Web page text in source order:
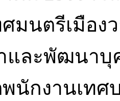
มนตรีเมือง
และพัฒนาบุ
กงานเทศ